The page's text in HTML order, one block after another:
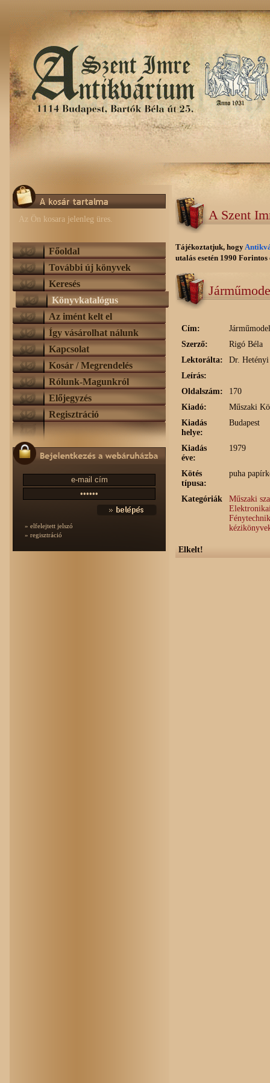
Az Ön kosara jelenleg üres.
Főoldal
További új könyvek
Keresés
Könyvkatalógus
Az imént kelt el
Így vásárolhat nálunk
Kapcsolat
Kosár / Megrendelés
Rólunk-Magunkról
Előjegyzés
Regisztráció
» elfelejtett jelszó
» regisztráció
A Szent
Tájékoztatjuk, hogy
utalás esetén 1990
Cím:
Szerző:
Rigó Béla
Lektorálta:
Dr.
Leírás:
Oldalszám:
170
Kiadó:
Műszaki
Kiadás
helye:
Budapest
Kiadás
éve:
1979
Kötés
típusa:
puha
Kategóriák
Műszaki
Elkelt!